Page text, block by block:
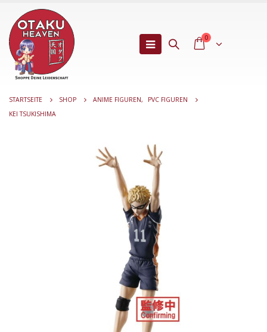
0
STARTSEITE SHOP ANIME FIGUREN,
PVC FIGUREN
KEI TSUKISHIMA